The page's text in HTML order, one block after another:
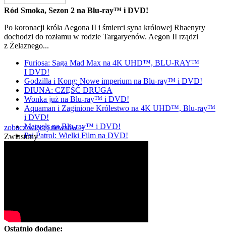
Ród Smoka, Sezon 2 na Blu-ray™ i DVD!
Po koronacji króla Aegona II i śmierci syna królowej Rhaenyry
dochodzi do rozłamu w rodzie Targaryenów. Aegon II rządzi
z Żelaznego...
Furiosa: Saga Mad Max na 4K UHD™, BLU-RAY™
I DVD!
Godzilla i Kong: Nowe imperium na Blu-ray™ i DVD!
DIUNA: CZĘŚĆ DRUGA
Wonka już na Blu-ray™ i DVD!
Aquaman i Zaginione Królestwo na 4K UHD™, Blu-ray™
i DVD!
Marvels na Blu-ray™ i DVD!
Psi Patrol: Wielki Film na DVD!
zobacz więcej newsów »
Zwiastuny
Ostatnio dodane: